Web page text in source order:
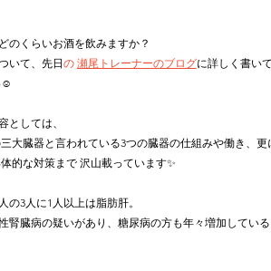
のくらいお酒を飲みますか？
いて、先日の 瀬尾トレーナーのブログに詳しく書い
☺️
としては、
大臓器と言われている3つの臓器の仕組みや働き、更
的な対策まで 沢山載っています✨
の3人に1人以上は脂肪肝。
腎臓病の疑いがあり、糖尿病の方も年々増加してい